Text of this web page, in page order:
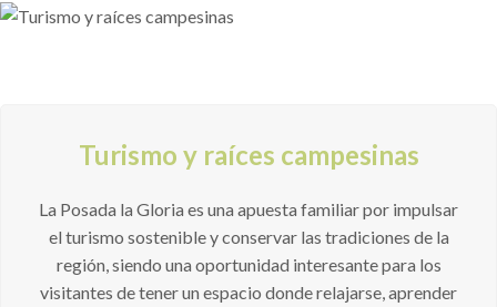
Turismo y raíces campesinas
La Posada la Gloria es una apuesta familiar por impulsar
el turismo sostenible y conservar las tradiciones de la
región, siendo una oportunidad interesante para los
visitantes de tener un espacio donde relajarse, aprender